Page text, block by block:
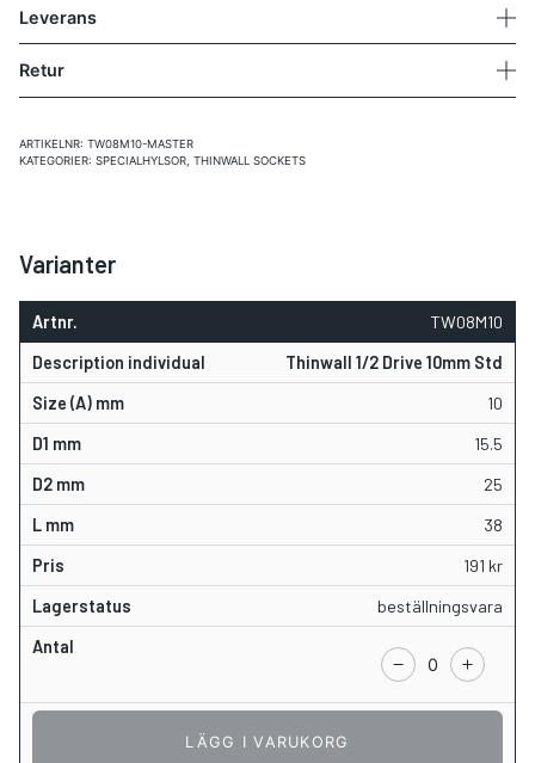
Leverans
Retur
ARTIKELNR: TW08M10-MASTER
KATEGORIER: SPECIALHYLSOR THINWALL SOCKETS
Varianter
TW08M10
Thinwall 1/2 Drive 10mm Std
10
15.5
25
38
191 kr
beställningsvara
LÄGG I VARUKORG